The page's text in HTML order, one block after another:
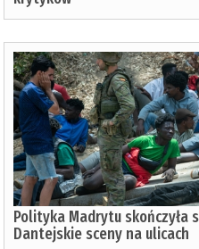
Polityka Madrytu skończyła
Dantejskie sceny na ulicach